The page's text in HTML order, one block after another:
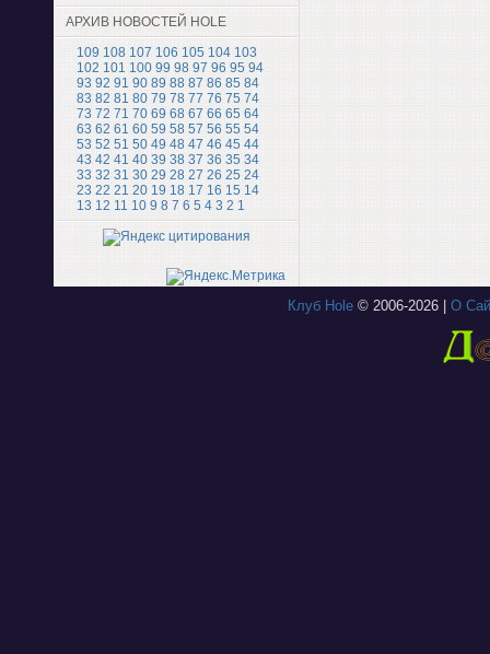
АРХИВ НОВОСТЕЙ HOLE
109 108 107 106 105 104 103
102 101 100 99 98 97 96 95 94
93 92 91 90 89 88 87 86 85 84
83 82 81 80 79 78 77 76 75 74
73 72 71 70 69 68 67 66 65 64
63 62 61 60 59 58 57 56 55 54
53 52 51 50 49 48 47 46 45 44
43 42 41 40 39 38 37 36 35 34
33 32 31 30 29 28 27 26 25 24
23 22 21 20 19 18 17 16 15 14
13 12 11 10 9 8 7 6 5 4 3 2 1
Клуб Hole© 2006-2026 | О